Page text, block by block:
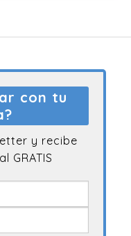
con tu
y recibe
GRATIS